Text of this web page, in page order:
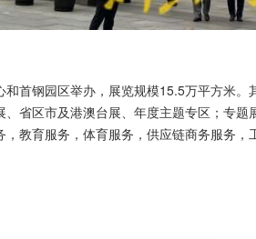
首钢园区举办，展览规模15.5万平方米
省区市及港澳台展、年度主题专区；专
教育服务，体育服务，供应链商务服务